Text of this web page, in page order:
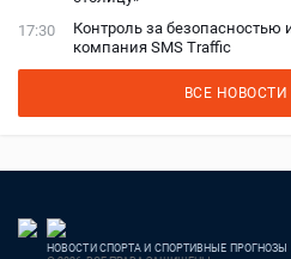
17:30
Контроль за безопасностью
компания SMS Traffic
ВСЕ
НОВОСТИ СПОРТА И СПОРТИВНЫЕ ПРОГНОЗЫ